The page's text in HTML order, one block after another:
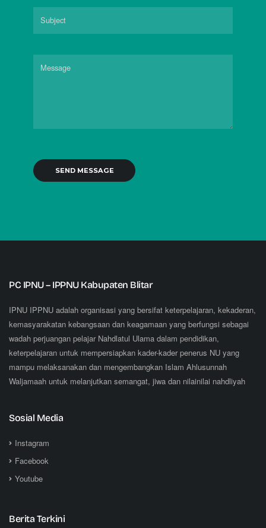
PC IPNU – IPPNU Kabupaten Blitar
IPNU IPPNU adalah organisasi yang bersifat keterpelajaran, kekaderan,
kemasyarakatan kebangsaan dan keagamaan yang berfungsi sebagai
wadah perjuangan pelajar Nahdlatul Ulama dalam pendidikan,
keterpelajaran untuk mempersiapkan kader-kader penerus NU yang
mampu melaksanakan dan mengembangkan Islam Ahlusunnah
Waljamaah untuk melanjutkan semangat, jiwa dan nilainilai nahdliyah
Sosial Media
Instagram
Facebook
Youtube
Berita Terkini